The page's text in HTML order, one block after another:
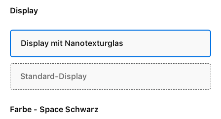
Display
Display mit Nanotexturglas
Standard-Display
Farbe - Space Schwarz